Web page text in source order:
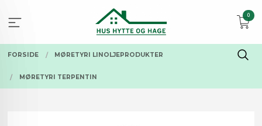
innholdet
0
FORSIDE MØRETYRI LINOLJEPRODUKTER
MØRETYRI TERPENTIN